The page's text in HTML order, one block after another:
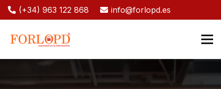
(+34) 963 122 868 info@forlopd.es